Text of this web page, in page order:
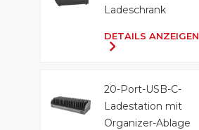
Ladeschrank
DETAILS ANZEIGEN
20-Port-USB-C-
Ladestation mit
Organizer-Ablage